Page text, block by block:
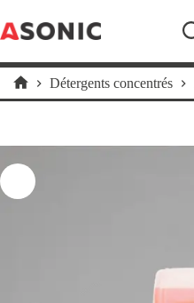
au
contenu
Accueil
Détergents concentrés